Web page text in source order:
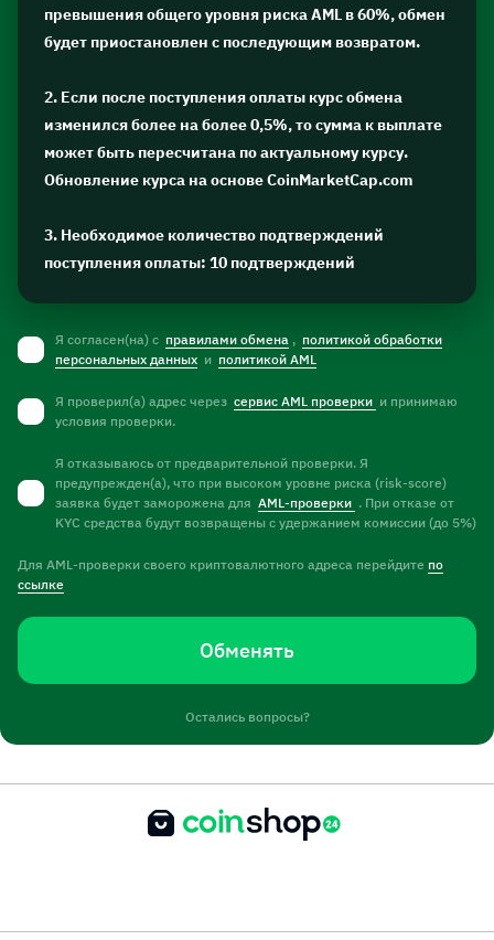
превышения общего уровня риска AML в 60%, обмен
будет приостановлен с последующим возвратом.
2. Если после поступления оплаты курс обмена
изменился более на более 0,5%, то сумма к выплате
может быть пересчитана по актуальному курсу.
Обновление курса на основе CoinMarketCap.com
3. Необходимое количество подтверждений
поступления оплаты: 10 подтверждений
Я согласен(на) с правилами обмена , политикой обработки
персональных данных и политикой AML
Я проверил(а) адрес через сервис AML проверки и принимаю
условия проверки.
Я отказываюсь от предварительной проверки. Я
предупрежден(а), что при высоком уровне риска (risk-score)
заявка будет заморожена для AML-проверки . При отказе от
KYC средства будут возвращены с удержанием комиссии (до 5%)
Для AML-проверки своего криптовалютного адреса перейдите по
ссылке
Обменять
Остались вопросы?